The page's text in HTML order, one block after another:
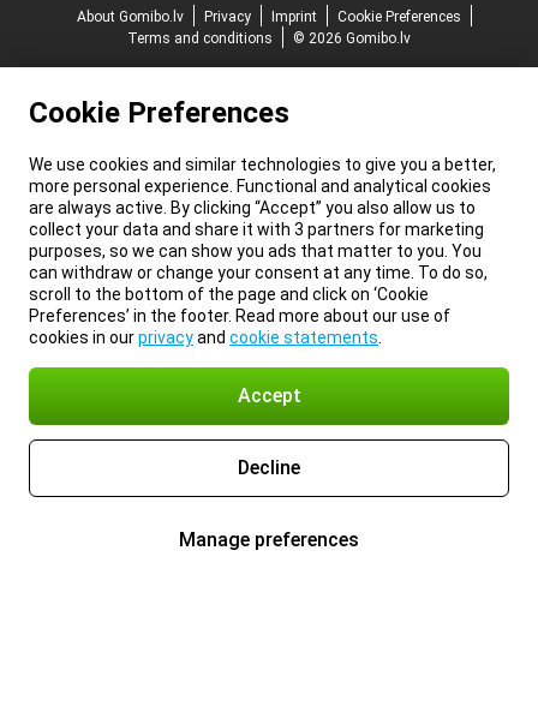
About Gomibo.lv
Privacy Imprint
Cookie Preferences
Terms and conditions
© 2026 Gomibo.lv
Cookie Preferences
We use cookies and similar technologies to give you a better,
more personal experience. Functional and analytical cookies
are always active. By clicking “Accept” you also allow us to
collect your data and share it with 3 partners for marketing
purposes, so we can show you ads that matter to you. You
can withdraw or change your consent at any time. To do so,
scroll to the bottom of the page and click on ‘Cookie
Preferences’ in the footer. Read more about our use of
cookies in ourprivacyand cookie statements
Accept
Decline
Manage preferences